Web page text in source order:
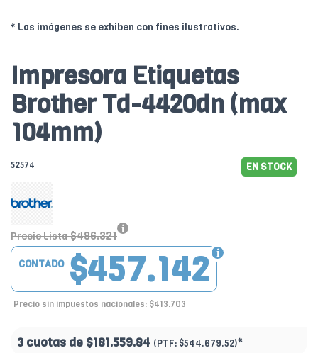
* Las imágenes se exhiben con fines ilustrativos.
Impresora Etiquetas
Brother Td-4420dn (max
104mm)
52574 EN STOCK
Precio Lista $486.321
$457.142
CONTADO
Precio sin impuestos nacionales: $413.703
3 cuotas de $181.559.84 (PTF: $544.679.52)*